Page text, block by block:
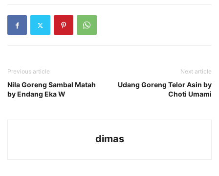
Previous article
Nila Goreng Sambal Matah
by Endang Eka W
Next article
Udang Goreng Telor Asin by
Choti Umami
dimas